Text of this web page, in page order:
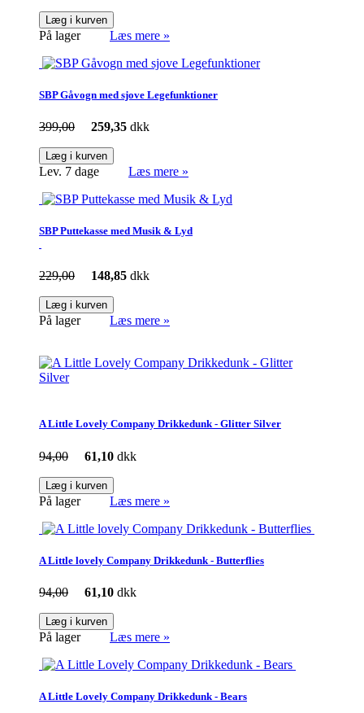
Læg i kurven
På lager Læs mere »
SBP Gåvogn med sjove Legefunktioner
399,00 259,35 dkk
Læg i kurven
Lev. 7 dage Læs mere »
SBP Puttekasse med Musik & Lyd
229,00 148,85 dkk
Læg i kurven
På lager Læs mere »
A Little Lovely Company Drikkedunk - Glitter Silver
94,00 61,10 dkk
Læg i kurven
På lager Læs mere »
A Little lovely Company Drikkedunk - Butterflies
94,00 61,10 dkk
Læg i kurven
På lager Læs mere »
A Little Lovely Company Drikkedunk - Bears